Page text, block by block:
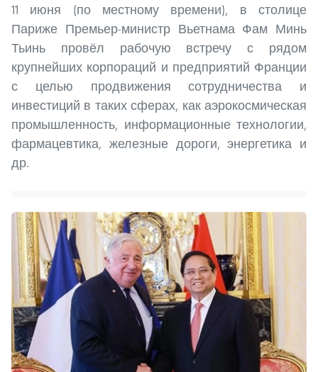
11 июня (по местному времени), в столице
Париже Премьер-министр Вьетнама Фам Минь
Тьинь провёл рабочую встречу с рядом
крупнейших корпораций и предприятий Франции
с целью продвижения сотрудничества и
инвестиций в таких сферах, как аэрокосмическая
промышленность, информационные технологии,
фармацевтика, железные дороги, энергетика и
др.